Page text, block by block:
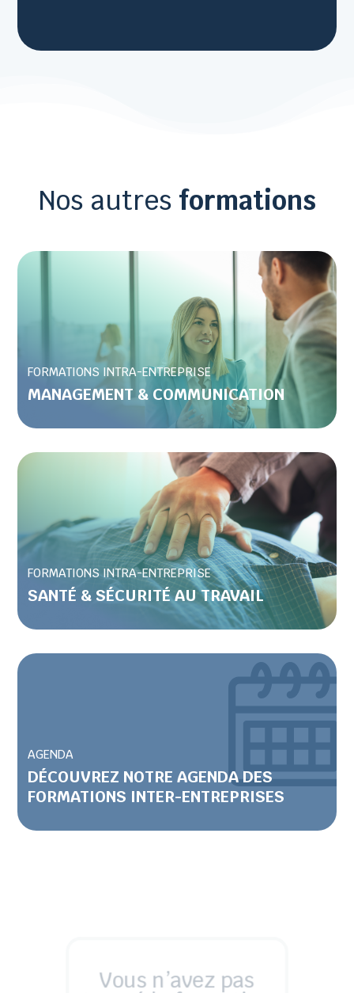
Nos autres formations
FORMATIONS INTRA-ENTREPRISE
MANAGEMENT & COMMUNICATION
FORMATIONS INTRA-ENTREPRISE
SANTÉ & SÉCURITÉ AU TRAVAIL
AGENDA
DÉCOUVREZ NOTRE AGENDA DES
FORMATIONS INTER-ENTREPRISES
Vous n’avez pas